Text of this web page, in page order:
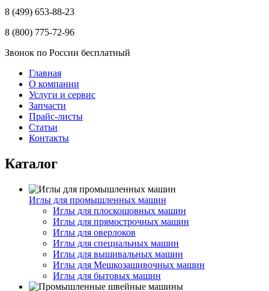
8 (499) 653-88-23
8 (800) 775-72-96
Звонок по России бесплатный
Главная
О компании
Услуги и сервис
Запчасти
Прайс-листы
Статьи
Контакты
Каталог
Иглы для промышленных машин
Иглы для плоскошовных машин
Иглы для прямострочных машин
Иглы для оверлоков
Иглы для специальных машин
Иглы для вышивальных машин
Иглы для Мешкозашивочных машин
Иглы для бытовых машин